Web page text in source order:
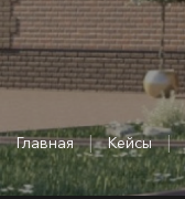
Главная | Кейсы |